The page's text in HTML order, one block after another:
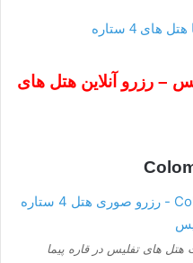
تفلیس – رزرو آنلاین هتل های
های تفلیس در قاره پیما